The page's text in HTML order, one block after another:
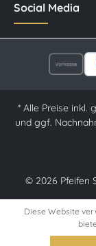
Social Media
* Alle Preise inkl.
und ggf.
© 2026 Pfeifen
Diese Website